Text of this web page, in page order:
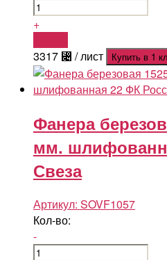
+
3317 ⃄ / лист Купить в 1
Фанера
мм.
Свеза
Артикул: SOVF1057
Кол-во:
-